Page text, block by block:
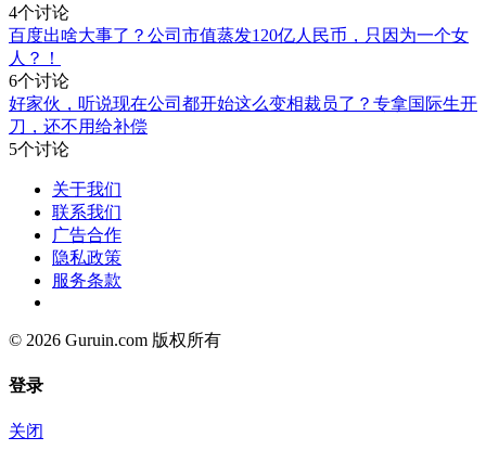
4个讨论
百度出啥大事了？公司市值蒸发120亿人民币，只因为一个女
人？！
6个讨论
好家伙，听说现在公司都开始这么变相裁员了？专拿国际生开
刀，还不用给补偿
5个讨论
关于我们
联系我们
广告合作
隐私政策
服务条款
© 2026 Guruin.com 版权所有
登录
关闭